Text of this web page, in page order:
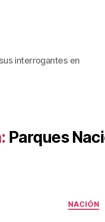
interrogantes en
Parques
NACIÓN